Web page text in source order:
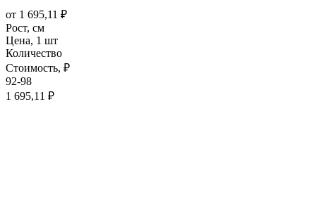
от 1 695,11 ₽
Рост, см
Цена, 1 шт
Количество
Стоимость, ₽
92-98
1 695,11 ₽